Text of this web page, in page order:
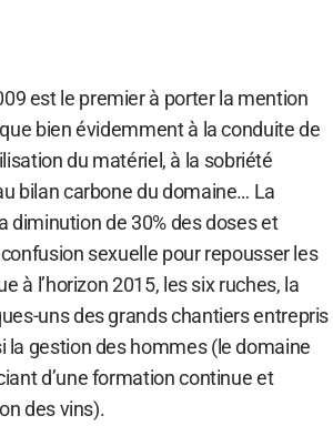
est le premier à porter la mention
bien évidemment à la conduite de
du matériel, à la sobriété
bilan carbone du domaine… La
diminution de 30% des doses et
sexuelle pour repousser les
à l’horizon 2015, les six ruches, la
uns des grands chantiers entrepris
la gestion des hommes (le domaine
d’une formation continue et
des vins).